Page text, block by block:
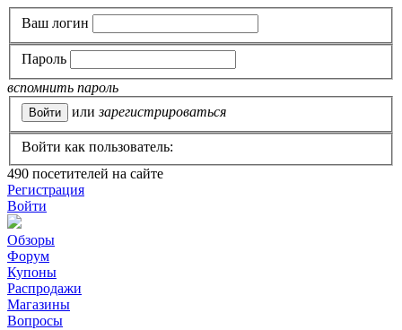
Ваш логин
Пароль
вспомнить пароль
или зарегистрироваться
Войти как пользователь:
490 посетителей на сайте
Регистрация
Войти
Обзоры
Форум
Купоны
Распродажи
Магазины
Вопросы